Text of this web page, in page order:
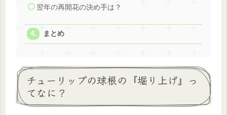
翌年の再開花の決め手は？
まとめ
チューリップの球根の『堀り上げ』っ
てなに？